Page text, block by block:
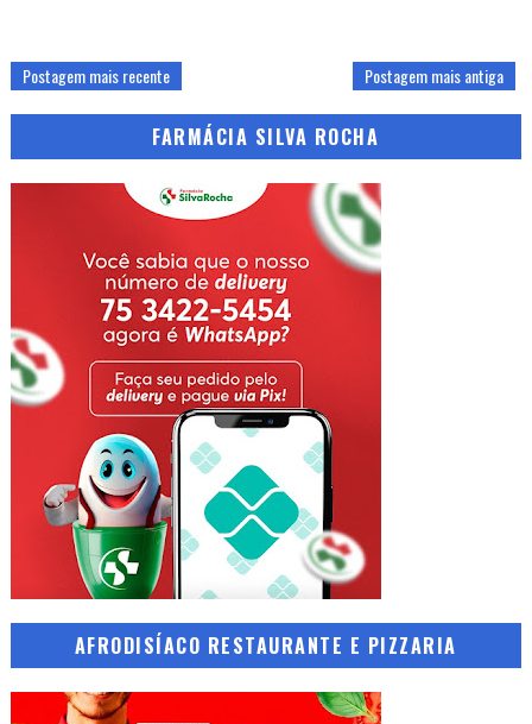
Postagem mais recente Postagem mais antiga
FARMÁCIA SILVA ROCHA
AFRODISÍACO RESTAURANTE E PIZZARIA